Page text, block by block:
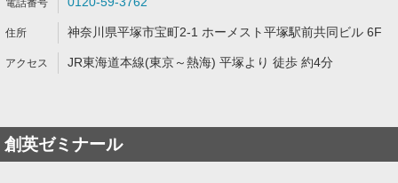
神奈川県平塚市宝町2-1 ホーメスト平塚駅前共同ビル 6F
JR東海道本線(東京～熱海) 平塚より 徒歩 約4分
創英ゼミナール